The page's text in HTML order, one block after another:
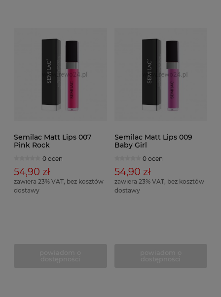
Semilac Matt Lips 007
Pink Rock
0 ocen
54,90 zł
zawiera 23% VAT, bez kosztów
dostawy
Semilac Matt Lips 009
Baby Girl
0 ocen
54,90 zł
zawiera 23% VAT, bez kosztów
dostawy